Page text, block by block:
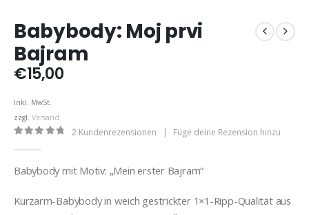
Babybody: Moj prvi
Bajram
€15,00
Inkl. MwSt.
zzgl. Versand
2 Kundenrezensionen | Füge deine Rezension hinzu
Babybody mit Motiv: „Mein erster Bajram“
Kurzarm-Babybody in weich gestrickter 1×1-Ripp-Qualität aus